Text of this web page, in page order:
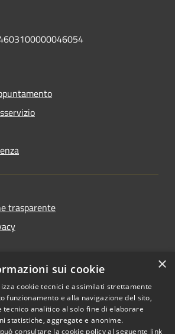
trasparente
accessibilità
Copyright © 2026 • Comune di
×
sui cookie
cookie tecnici e assimilati strettamente
funzionamento e alla navigazione del sito,
tecnico analitico al solo fine di elaborare
statistiche, aggregate e anonime.
consultare la cookie policy al seguente link